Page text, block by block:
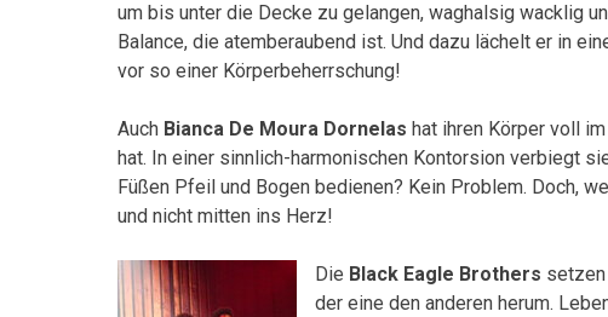
um bis unter die Decke zu gelangen, waghalsig wacklig
Balance, die atemberaubend ist. Und dazu lächelt er in
vor so einer Körperbeherrschung!
Auch Bianca De Moura Dornelas hat ihren Körper voll
hat. In einer sinnlich-harmonischen Kontorsion verbiegt
Füßen Pfeil und Bogen bedienen? Kein Problem. Doch,
und nicht mitten ins Herz!
Die Black Eagle Brothers
der eine den anderen herum.